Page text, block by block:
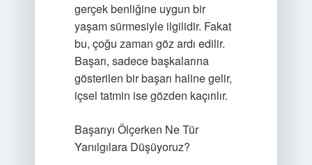
gerçek benliğine uygun bir
yaşam sürmesiyle ilgilidir. Fakat
bu, çoğu zaman göz ardı edilir.
Başarı, sadece başkalarına
gösterilen bir başarı haline gelir,
içsel tatmin ise gözden kaçırılır.
Başarıyı Ölçerken Ne Tür
Yanılgılara Düşüyoruz?